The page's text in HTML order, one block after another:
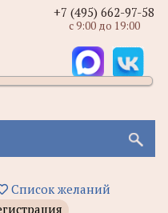
Список желаний
+7 (495) 662-97-58
с 9:00 до 19:00